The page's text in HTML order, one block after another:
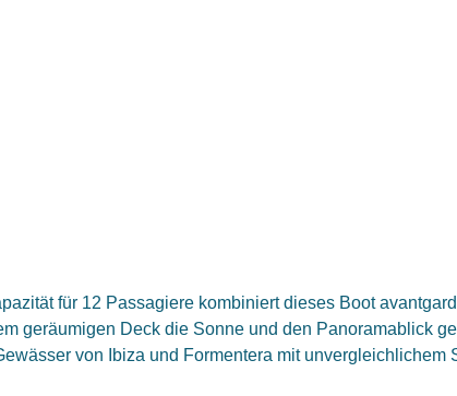
für 12 Passagiere kombiniert dieses Boot
geräumigen Deck die Sonne und den Panoramablick
von Ibiza und Formentera mit unvergleichlichem